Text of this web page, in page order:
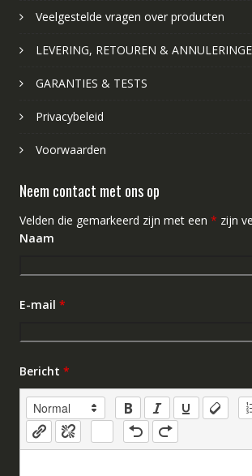
Veelgestelde vragen over producten
LEVERING, RETOUREN &
GARANTIES & TESTS
Privacybeleid
Voorwaarden
Neem contact met ons op
Velden die gemarkeerd zijn met een * zijn
Naam
E-mail *
Bericht *